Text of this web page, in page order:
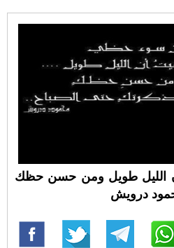
طويل ومن حسن حظك
درويش